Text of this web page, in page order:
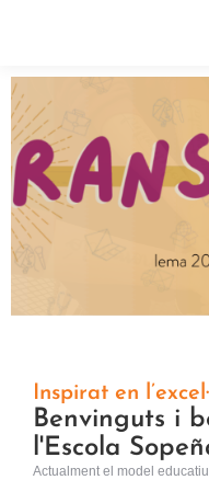
Inspirat en
Benvinguts i
l'Escola
Actualment el model